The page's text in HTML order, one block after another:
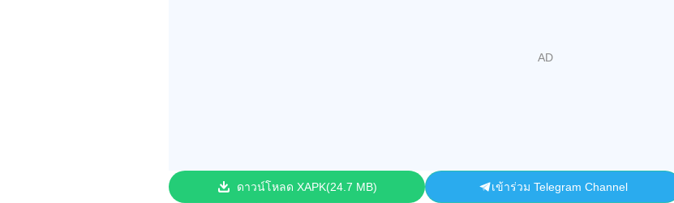
ดาวน์โหลด XAPK 24.7 MB เข้าร่วม Telegram Channel